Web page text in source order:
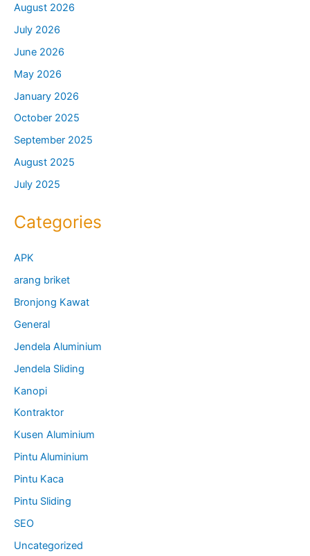
August 2026
July 2026
June 2026
May 2026
January 2026
October 2025
September 2025
August 2025
July 2025
Categories
APK
arang briket
Bronjong Kawat
General
Jendela Aluminium
Jendela Sliding
Kanopi
Kontraktor
Kusen Aluminium
Pintu Aluminium
Pintu Kaca
Pintu Sliding
SEO
Uncategorized